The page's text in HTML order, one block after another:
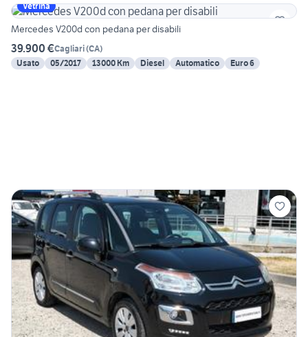
Vetrina
Mercedes V200d con pedana per disabili
39.900 €Cagliari(CA)
Usato
05/2017 13000 Km Diesel Automatico Euro 6